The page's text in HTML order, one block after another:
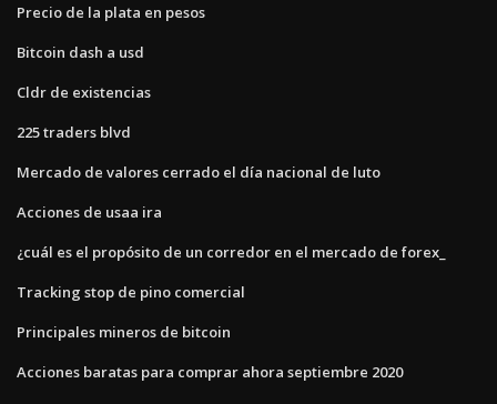
Precio de la plata en pesos
Bitcoin dash a usd
Cldr de existencias
225 traders blvd
Mercado de valores cerrado el día nacional de luto
Acciones de usaa ira
¿cuál es el propósito de un corredor en el mercado de forex_
Tracking stop de pino comercial
Principales mineros de bitcoin
Acciones baratas para comprar ahora septiembre 2020